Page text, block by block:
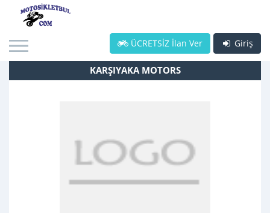
Giriş
ÜCRETSİZ İlan Ver
KARŞIYAKA MOTORS